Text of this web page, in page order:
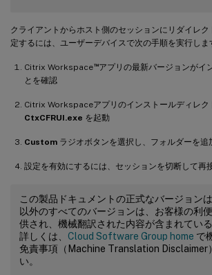
クライアントからホスト側のセッションにリダイレ
定するには、ユーザーデバイスで次の手順を実行しま
Citrix Workspace™アプリの最新バージョンがイ
とを確認
Citrix Workspaceアプリのインストールディレク
CtxCFRUI.exe を起動
Custom ラジオボタンを選択し、フォルダーを追
設定を有効にするには、セッションを切断して再
この製品ドキュメントの正式なバージョン
以外のすべてのバージョンは、お客様の利
供され、機械翻訳された内容が含まれてい
詳しくは、 Cloud Software Group home で
免責事項（Machine Translation Disclaimer
い。